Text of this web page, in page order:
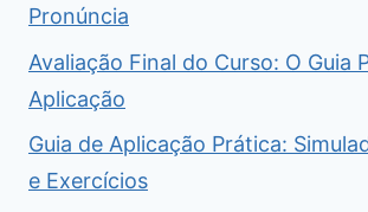
Pronúncia
Avaliação Final do Curso: O Guia
Aplicação
Guia de Aplicação Prática:
e Exercícios